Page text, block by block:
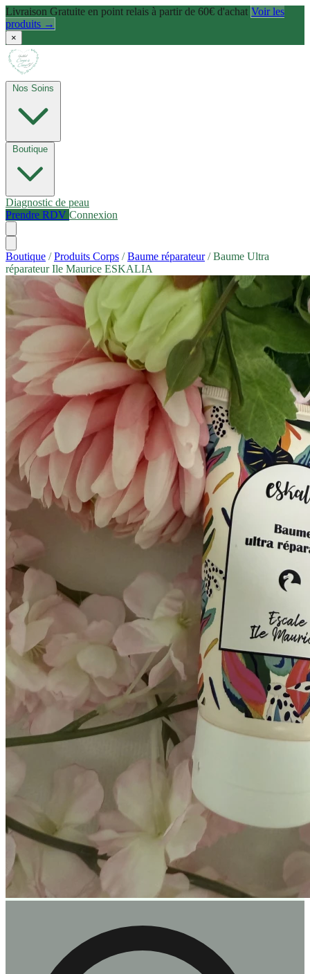
Livraison Gratuite en point relais à partir de 60€ d'achat Voir les
produits →
×
Nos Soins
Boutique
Diagnostic de peau
Prendre RDV Connexion
Boutique / Produits Corps / Baume réparateur / Baume Ultra
réparateur Ile Maurice ESKALIA